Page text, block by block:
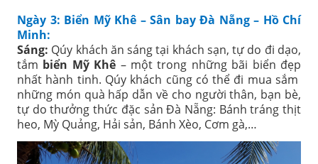
Ngày 3: Biển Mỹ Khê – Sân bay Đà Nẵng – Hồ Chí
Minh:
Sáng: Qúy khách ăn sáng tại khách sạn, tự do đi dạo,
tắm biển Mỹ Khê – một trong những bãi biển đẹp
nhất hành tinh. Qúy khách cũng có thể đi mua sắm
những món quà hấp dẫn về cho người thân, bạn bè,
tự do thưởng thức đặc sản Đà Nẵng: Bánh tráng thịt
heo, Mỳ Quảng, Hải sản, Bánh Xèo, Cơm gà,…